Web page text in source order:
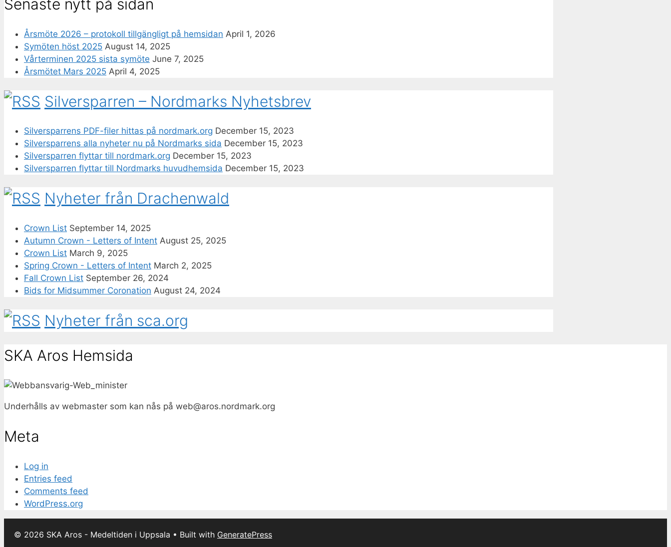
Senaste nytt på sidan
Årsmöte 2026 – protokoll tillgängligt på hemsidan April 1, 2026
Symöten höst 2025 August 14, 2025
Vårterminen 2025 sista symöte June 7, 2025
Årsmötet Mars 2025 April 4, 2025
Silversparren – Nordmarks Nyhetsbrev
Silversparrens PDF-filer hittas på nordmark.org December 15, 2023
Silversparrens alla nyheter nu på Nordmarks sida December 15, 2023
Silversparren flyttar till nordmark.org December 15, 2023
Silversparren flyttar till Nordmarks huvudhemsida December 15, 2023
Nyheter från Drachenwald
Crown List September 14, 2025
Autumn Crown - Letters of Intent August 25, 2025
Crown List March 9, 2025
Spring Crown - Letters of Intent March 2, 2025
Fall Crown List September 26, 2024
Bids for Midsummer Coronation August 24, 2024
Nyheter från sca.org
SKA Aros Hemsida
Underhålls av webmaster som kan nås på web@aros.nordmark.org
Meta
Log in
Entries feed
Comments feed
WordPress.org
© 2026 SKA Aros - Medeltiden i Uppsala • Built with GeneratePress